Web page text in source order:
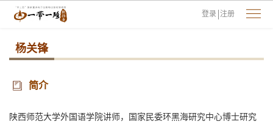
登录 注册
杨关锋
简介
陕西师范大学外国语学院讲师，国家民委环黑海研究中心博士研究